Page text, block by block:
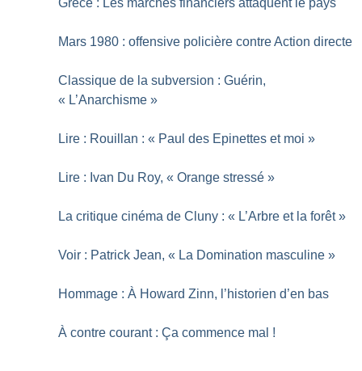
Grèce : Les marchés financiers attaquent le pays
Mars 1980 : offensive policière contre Action directe
Classique de la subversion : Guérin,
« L’Anarchisme »
Lire : Rouillan : « Paul des Epinettes et moi »
Lire : Ivan Du Roy, « Orange stressé »
La critique cinéma de Cluny : « L’Arbre et la forêt »
Voir : Patrick Jean, « La Domination masculine »
Hommage : À Howard Zinn, l’historien d’en bas
À contre courant : Ça commence mal !